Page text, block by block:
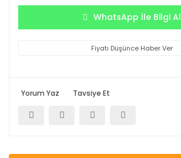
WhatsApp İle Bilgi Al
Fiyatı Düşünce Haber Ver
Yorum Yaz Tavsiye Et